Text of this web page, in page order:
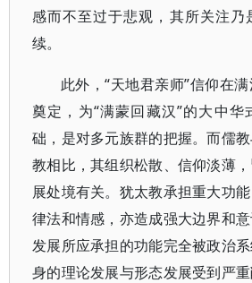
感而不至过于悲观，其所关注乃
续。
此外，“天地君亲师”信仰在
奠定，为“满蒙回藏汉”的大中华
础，是对多元族群的把握。而儒
教相比，其组织松散、信仰淡薄
展处境有关。犹太教承担重大功能
律法和情感，亦造成强大边界和
发展所应承担的功能完全被政治
身的理论发展与形态发展受到严